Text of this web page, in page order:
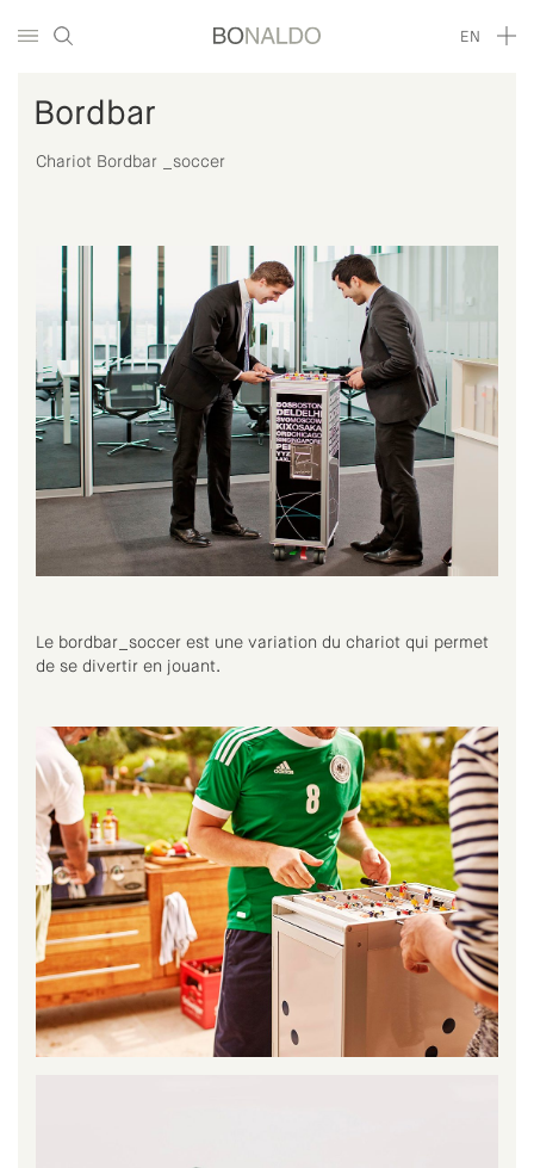
EN
Bordbar
Chariot Bordbar _soccer
Le bordbar_soccer est une variation du chariot qui permet
de se divertir en jouant.